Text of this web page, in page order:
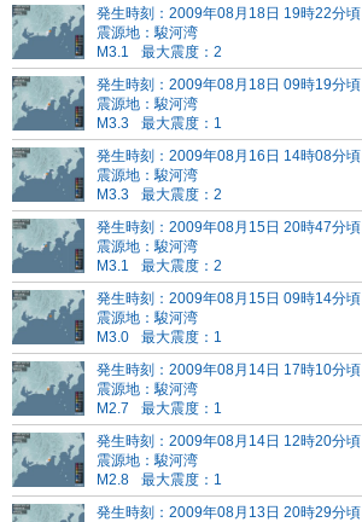
発生時刻：2009年08月18日 19時22分頃
震源地：駿河湾
M3.1
最大震度：2
発生時刻：2009年08月18日 09時19分頃
震源地：駿河湾
M3.3
最大震度：1
発生時刻：2009年08月16日 14時08分頃
震源地：駿河湾
M3.3
最大震度：2
発生時刻：2009年08月15日 20時47分頃
震源地：駿河湾
M3.1
最大震度：2
発生時刻：2009年08月15日 09時14分頃
震源地：駿河湾
M3.0
最大震度：1
発生時刻：2009年08月14日 17時10分頃
震源地：駿河湾
M2.7
最大震度：1
発生時刻：2009年08月14日 12時20分頃
震源地：駿河湾
M2.8
最大震度：1
発生時刻：2009年08月13日 20時29分頃